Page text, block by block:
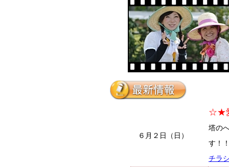
６月２日（日）
☆★
塔の
す！
チラ